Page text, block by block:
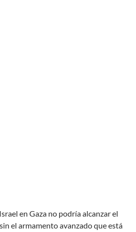
en Gaza no podría alcanzar el
el armamento avanzado que está